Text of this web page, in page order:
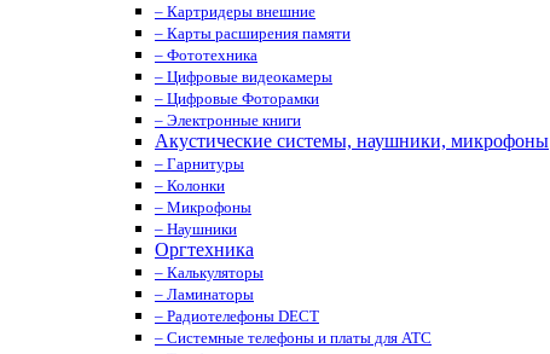
– Картридеры внешние
– Карты расширения памяти
– Фототехника
– Цифровые видеокамеры
– Цифровые Фоторамки
– Электронные книги
Акустические системы, наушники, микрофоны
– Гарнитуры
– Колонки
– Микрофоны
– Наушники
Оргтехника
– Калькуляторы
– Ламинаторы
– Радиотелефоны DECT
– Системные телефоны и платы для АТС